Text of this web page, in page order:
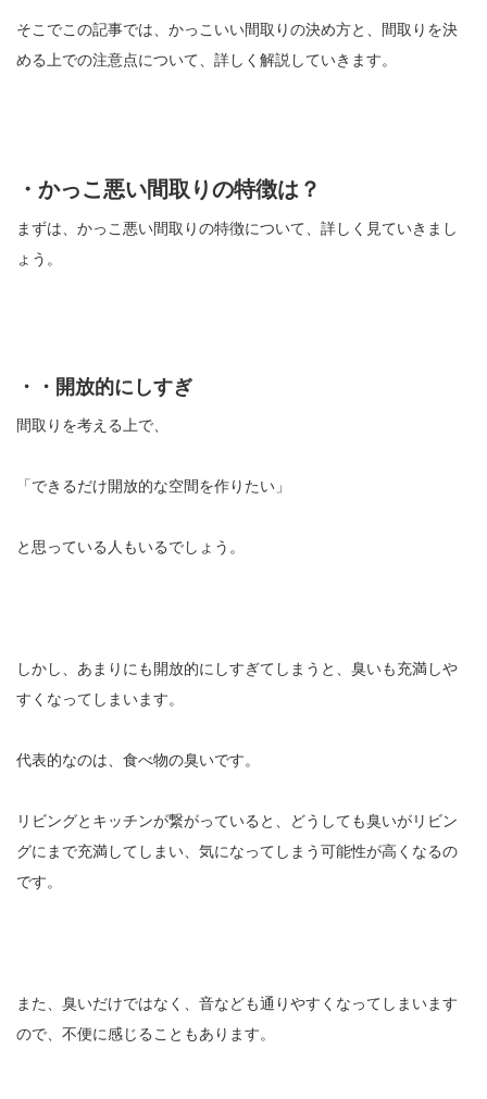
そこでこの記事では、かっこいい間取りの決め方と、間取りを決
める上での注意点について、詳しく解説していきます。
・かっこ悪い間取りの特徴は？
まずは、かっこ悪い間取りの特徴について、詳しく見ていきまし
ょう。
・・開放的にしすぎ
間取りを考える上で、
「できるだけ開放的な空間を作りたい」
と思っている人もいるでしょう。
しかし、あまりにも開放的にしすぎてしまうと、臭いも充満しや
すくなってしまいます。
代表的なのは、食べ物の臭いです。
リビングとキッチンが繋がっていると、どうしても臭いがリビン
グにまで充満してしまい、気になってしまう可能性が高くなるの
です。
また、臭いだけではなく、音なども通りやすくなってしまいます
ので、不便に感じることもあります。